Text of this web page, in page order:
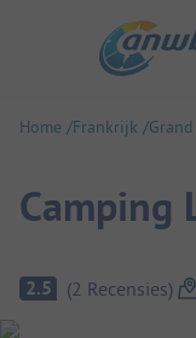
Home Frankrijk
Camping
Camping
2.5 (2 Recensies)